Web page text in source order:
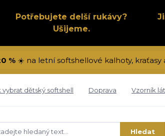
Potřebujete delší rukávy?
Ušijeme.
%☀️ na letní softshellové kalhoty, kraťasy
vybrat dětský softshell Doprava Vzorník
Hledat